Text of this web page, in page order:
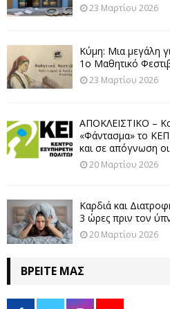
23 Μαρτίου 2026
Κύμη: Μια μεγάλη
1ο Μαθητικό
23 Μαρτίου 2026
ΑΠΟΚΛΕΙΣΤΙΚΟ –
«Φάντασμα» το
και σε απόγνωση οι
20 Μαρτίου 2026
Καρδιά και
3 ώρες πριν τον
20 Μαρτίου 2026
ΒΡΕΊΤΕ ΜΑΣ